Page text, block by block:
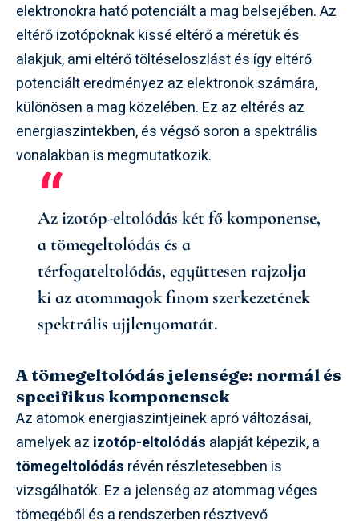
elektronokra ható potenciált a mag belsejében. Az
eltérő izotópoknak kissé eltérő a méretük és
alakjuk, ami eltérő töltéseloszlást és így eltérő
potenciált eredményez az elektronok számára,
különösen a mag közelében. Ez az eltérés az
energiaszintekben, és végső soron a spektrális
vonalakban is megmutatkozik.
Az izotóp-eltolódás két fő komponense,
a tömegeltolódás és a
térfogateltolódás, együttesen rajzolja
ki az atommagok finom szerkezetének
spektrális ujjlenyomatát.
A tömegeltolódás jelensége: normál és
specifikus komponensek
Az atomok energiaszintjeinek apró változásai,
amelyek az izotóp-eltolódás alapját képezik, a
tömegeltolódás révén részletesebben is
vizsgálhatók. Ez a jelenség az atommag véges
tömegéből és a rendszerben résztvevő